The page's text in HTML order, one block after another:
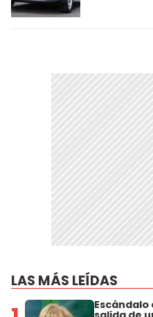
LAS MÁS LEÍDAS
Escándalo